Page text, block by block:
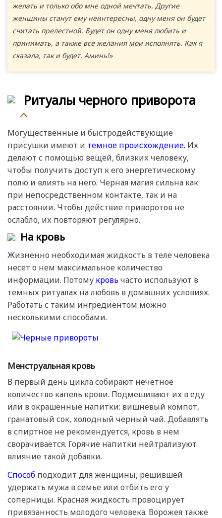
желать и только обо мне одной мечтать. Другие
женщины станут ему неинтересны, одну меня он будет
считать прелестной. Будет он одну меня любить и
принимать, а также все желания мои исполнять. Как я
сказала, так и будет. Аминь!»
Ритуалы черного приворота
Могущественные и быстродействующие
присушки имеют и темное происхождение. Их
делают с помощью вещей, близких человеку,
чтобы получить доступ к его энергетическому
полю и влиять на него. Черная магия сильна как
при непосредственном контакте, так и на
расстоянии. Чтобы действие приворотов не
ослабло, их повторяют регулярно.
На кровь
Жизненно необходимая жидкость в теле человека
несет о нем максимальное количество
информации. Потому кровь часто используют в
темных ритуалах на любовь в домашних условиях.
Работать с таким ингредиентом можно
несколькими способами.
Менструальная кровь
В первый день цикла собирают нечетное
количество капель крови. Подмешивают их в еду
или в окрашенные напитки: вишневый компот,
гранатовый сок, холодный черный чай. Добавлять
в спиртное не рекомендуется, кровь в нем
сворачивается. Горячие напитки нейтрализуют
влияние такой добавки.
Способ подходит для женщины, решившей
удержать мужа в семье или отбить его у
соперницы. Красная жидкость провоцирует
привязанность молодого человека. Ворожея также